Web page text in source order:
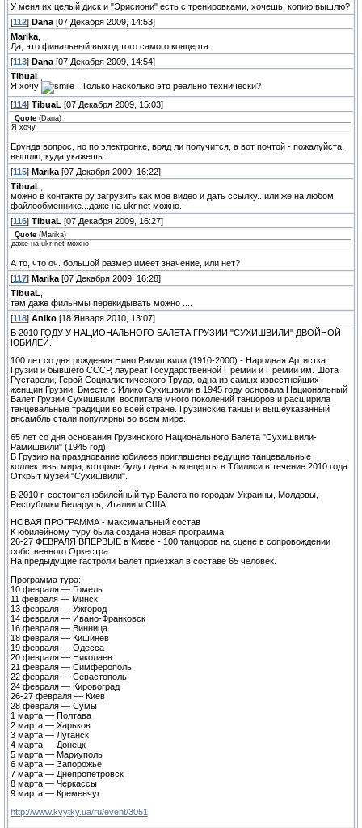
У меня их целый диск и "Эрисиони" есть с тренировками, хочешь, копию вышлю?
[112] Dana [07 Декабря 2009, 14:53]
Marika
Да, это финальный выход того самого концерта.
[113] Dana [07 Декабря 2009, 14:54]
TibuaL
Я хочу
. Только насколько это реально технически?
[114] TibuaL [07 Декабря 2009, 15:03]
Quote (Dana)
Я хочу
Ерунда вопрос, но по электронке, вряд ли получится, а вот почтой - пожалуйста,
вышлю, куда укажешь.
[115] Marika [07 Декабря 2009, 16:22]
TibuaL
можно в контакте ру загрузить как мое видео и дать ссылку...или же на любом
файлообменнике...даже на ukr.net можно.
[116] TibuaL [07 Декабря 2009, 16:27]
Quote (Marika)
даже на ukr.net можно
А то, что оч. большой размер имеет значение, или нет?
[117] Marika [07 Декабря 2009, 16:28]
TibuaL
там даже фильнмы перекидывать можно ....
[118] Aniko [18 Января 2010, 13:07]
В 2010 ГОДУ У НАЦИОНАЛЬНОГО БАЛЕТА ГРУЗИИ "СУХИШВИЛИ" ДВОЙНОЙ
ЮБИЛЕЙ.
100 лет со дня рождения Нино Рамишвили (1910-2000) - Народная Артистка
Грузии и бывшего СССР, лауреат Государственной Премии и Премии им. Шота
Руставели, Герой Социалистического Труда, одна из самых известнейших
женщин Грузии. Вместе с Илико Сухишвили в 1945 году основала Национальный
Балет Грузии Сухишвили, воспитала много поколений танцоров и расширила
танцевальные традиции во всей стране. Грузинские танцы и вышеуказанный
ансамбль стали популярны во всем мире.
65 лет со дня основания Грузинского Национального Балета "Сухишвили-
Рамишвили" (1945 год).
В Грузию на празднование юбилеев приглашены ведущие танцевальные
коллективы мира, которые будут давать концерты в Тбилиси в течение 2010 года.
Открыт музей "Сухишвили".
В 2010 г. состоится юбилейный тур Балета по городам Украины, Молдовы,
Республики Беларусь, Италии и США.
НОВАЯ ПРОГРАММА - максимальный состав
К юбилейному туру была создана новая программа.
26-27 ФЕВРАЛЯ ВПЕРВЫЕ в Киеве - 100 танцоров на сцене в сопровождении
собственного Оркестра.
На предыдущие гастроли Балет приезжал в составе 65 человек.
Программа тура:
10 февраля — Гомель
11 февраля — Минск
13 февраля — Ужгород
14 февраля — Ивано-Франковск
16 февраля — Винница
18 февраля — Кишинёв
19 февраля — Одесса
20 февраля — Николаев
21 февраля — Симферополь
22 февраля — Севастополь
24 февраля — Кировоград
26-27 февраля — Киев
28 февраля — Сумы
1 марта — Полтава
2 марта — Харьков
3 марта — Луганск
4 марта — Донецк
5 марта — Мариуполь
6 марта — Запорожье
7 марта — Днепропетровск
8 марта — Черкассы
9 марта — Кременчуг
http://www.kvytky.ua/ru/event/3051